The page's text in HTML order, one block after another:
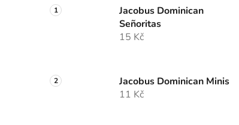
Jacobus Dominican
Señoritas
15 Kč
Jacobus Dominican Minis
11 Kč